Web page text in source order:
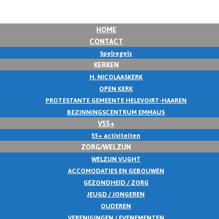
HOME
CONTACT
Spelregels
KERKEN
H. NICOLAASKERK
OPEN KERK
PROTESTANTE GEMEENTE HELEVOIRT-HAAREN
BEZINNINGSCENTRUM EMMAUS
V55+
55+ activiteiten
ZORG/WELZIJN
WELZIJN VUGHT
ACCOMODATIES EN GEBOUWEN
GEZONDHEID / ZORG
JEUGD / JONGEREN
OUDEREN